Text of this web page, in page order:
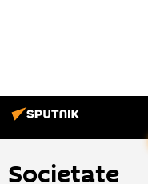
Societate